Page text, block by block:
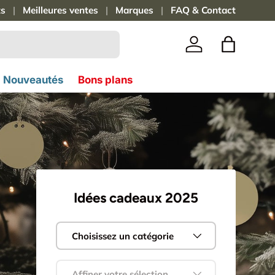
! Meilleures ventes Marques FAQ & Contact
Se connecter
Panier
Nouveautés Bons plans
Idées cadeaux 2025
Choisissez un catégorie